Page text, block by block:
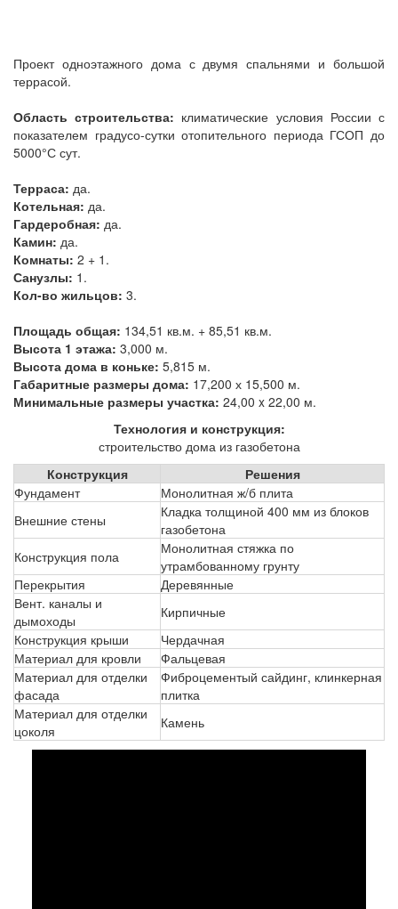
Проект одноэтажного дома с двумя спальнями и большой
террасой.
Область строительства: климатические условия России с
показателем градусо-сутки отопительного периода ГСОП до
5000°С сут.
Терраса: да.
Котельная: да.
Гардеробная: да.
Камин: да.
Комнаты: 2 + 1.
Санузлы: 1.
Кол-во жильцов: 3.
Площадь общая: 134,51 кв.м. + 85,51 кв.м.
Высота 1 этажа: 3,000 м.
Высота дома в коньке: 5,815 м.
Габаритные размеры дома: 17,200 х 15,500 м.
Минимальные размеры участка: 24,00 x 22,00 м.
Технология и конструкция:
строительство дома из газобетона
Конструкция
Решения
Фундамент
Монолитная ж/б плита
Внешние стены
Кладка толщиной 400 мм из блоков
газобетона
Конструкция пола
Монолитная стяжка по
утрамбованному грунту
Перекрытия
Деревянные
Вент. каналы и
дымоходы
Кирпичные
Конструкция крыши
Чердачная
Материал для кровли
Фальцевая
Материал для отделки
фасада
Фиброцементый сайдинг, клинкерная
плитка
Материал для отделки
цоколя
Камень